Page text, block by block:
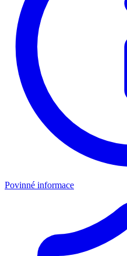
Povinné informace